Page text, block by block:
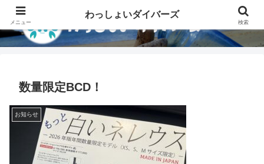
数量限定BCD！
お知らせ
メニュー
わっしょいダイバーズ
検索